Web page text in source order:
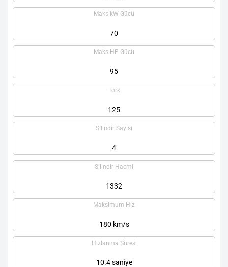
Maks kW Gücü
70
Maks HP Gücü
95
Tork
125
Silindir Sayısı
4
Silindir Hacmi
1332
Maksimum Hız
180 km/s
Hızlanma Süresi
10.4 saniye